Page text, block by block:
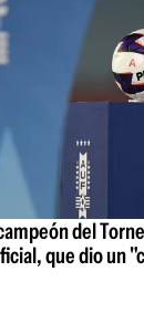
del
que dio un